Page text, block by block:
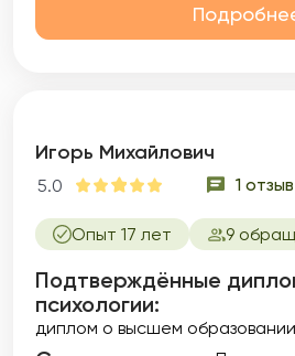
Игорь Михайлович
5.0 1 отзыв
Опыт 17 лет 9
Подтверждённые
психологии:
диплом о высшем образовании